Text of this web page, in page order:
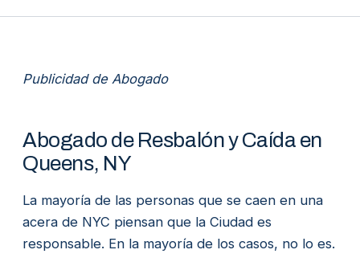
Publicidad de Abogado
Abogado de Resbalón y Caída en
Queens, NY
La mayoría de las personas que se caen en una
acera de NYC piensan que la Ciudad es
responsable. En la mayoría de los casos, no lo es.